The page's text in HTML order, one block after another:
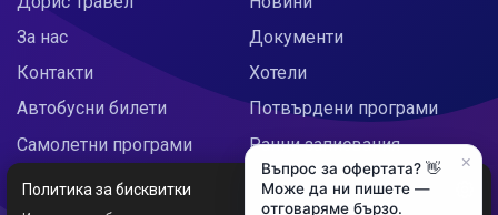
За нас
Контакти
Документи
Хотели
Автобусни билети
Самолетни програми
Doris Украйна
Потвърдени програми
Ранни записвания
Празнични предложения
Политика за бисквитки
×
Въпрос за офертата? 👋
Може да ни пишете —
отговаряме бързо.